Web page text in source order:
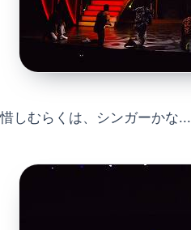
惜しむらくは、シンガーかな...